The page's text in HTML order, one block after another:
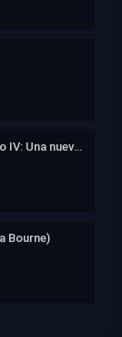
La guerra de las galaxias Episodio IV: Una nueva esperanza
Bourne)